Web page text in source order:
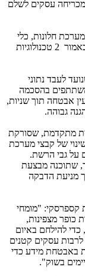
עסקים לשלם
חלונות, כלי
לעסקים משלב כאמור 2 טכנולוגיות
לעבד נתוני
משתתפים בהסכמה
אבטחה תוך שניות,
גבוהה.
מתקדמת, שסורקת
של קבצי מערכת
על גבי הרשת.
שתוכנה מבצעת
מניעת הדבקה
קספרסקי: "מומחי
מצפינות,
, כדי להילחם באיום
לרבות עסקים קטנים
באבטחת מידע כדי
בשוק".